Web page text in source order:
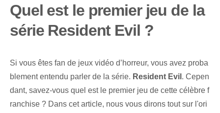
Quel est le premier jeu de la
série Resident Evil ?
Si vous êtes fan de jeux vidéo d’horreur, vous avez proba
blement entendu parler de la série. Resident Evil . Cepen
dant, savez-vous quel est le premier jeu de cette célèbre f
ranchise ? Dans cet article, nous vous dirons tout sur l'ori